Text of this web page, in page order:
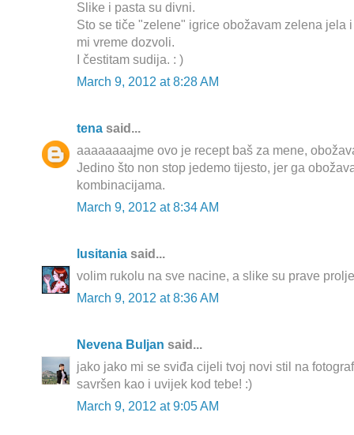
Slike i pasta su divni.
Sto se tiče "zelene" igrice obožavam zelena jela
mi vreme dozvoli.
I čestitam sudija. : )
March 9, 2012 at 8:28 AM
tena said...
aaaaaaaajme ovo je recept baš za mene,
Jedino što non stop jedemo tijesto, jer ga
kombinacijama.
March 9, 2012 at 8:34 AM
lusitania said...
volim rukolu na sve nacine, a slike su prave
March 9, 2012 at 8:36 AM
Nevena Buljan said...
jako jako mi se sviđa cijeli tvoj novi stil na
savršen kao i uvijek kod tebe! :)
March 9, 2012 at 9:05 AM